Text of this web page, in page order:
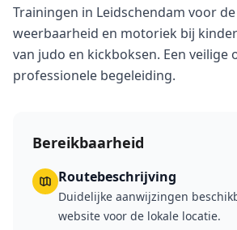
Trainingen in Leidschendam voor
weerbaarheid en motoriek bij
van judo en kickboksen. Een veilige
professionele begeleiding.
Bereikbaarheid
Routebeschrijving
Duidelijke aanwijzingen
website voor de lokale locatie.